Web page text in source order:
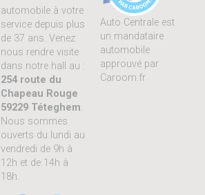
automobile à votre
service depuis plus
de 37 ans. Venez
nous rendre visite
dans notre hall au :
254 route du
Chapeau Rouge
59229 Téteghem.
Nous sommes
ouverts du lundi au
vendredi de 9h à
12h et de 14h à
18h.
Auto Centrale est
un mandataire
automobile
approuvé par
Caroom.fr